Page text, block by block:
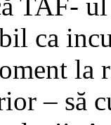
TAF-
ca
la
– să